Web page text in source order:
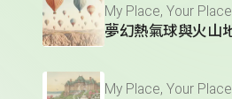
My Place, Your Place
My Place, Your Place